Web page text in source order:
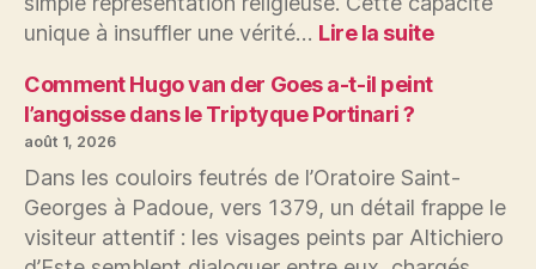
unique à insuffler une vérité… Lire la suite:
Hans
il
inventé
le
Comment Hugo van der Goes a-t-il peint
l’angoisse dans le Triptyque Portinari ?
août 1, 2026
Dans les couloirs feutrés de l’Oratoire Saint-
Georges à Padoue, vers 1379, un détail frappe le
visiteur attentif : les visages peints par Altichiero